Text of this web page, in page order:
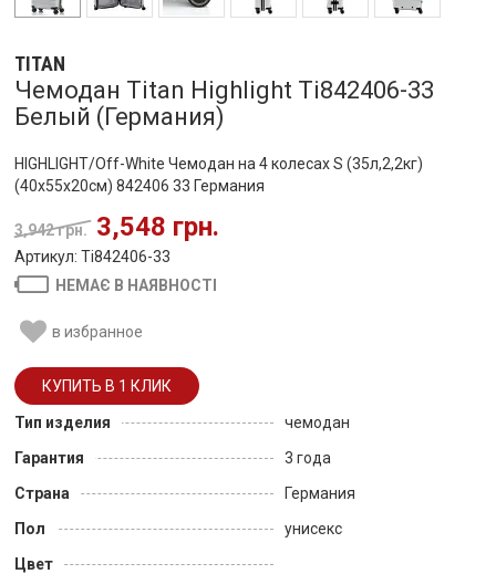
TITAN
Чемодан Titan Highlight Ti842406-33
Белый (Германия)
HIGHLIGHT/Off-White Чемодан на 4 колесах S (35л,2,2кг)
(40x55x20см) 842406 33 Германия
3,942 грн. 3,548 грн.
Артикул: Ti842406-33
НЕМАЄ В НАЯВНОСТІ
в избранное
Тип изделия
чемодан
Гарантия
3 года
Страна
Германия
Пол
унисекс
Цвет